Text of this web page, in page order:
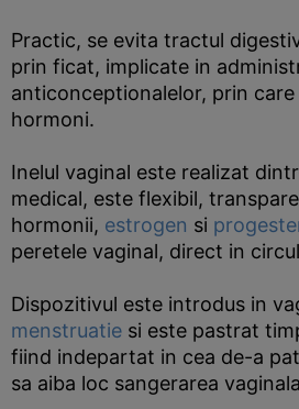
Practic, se evita tractul
prin ficat, implicate in
anticonceptionalelor, prin care
hormoni.
Inelul vaginal este realizat
medical, este flexibil,
hormonii, estrogen si
peretele vaginal, direct in
Dispozitivul este introdus in
menstruatie si este pastrat
fiind indepartat in cea de-a
sa aiba loc sangerarea